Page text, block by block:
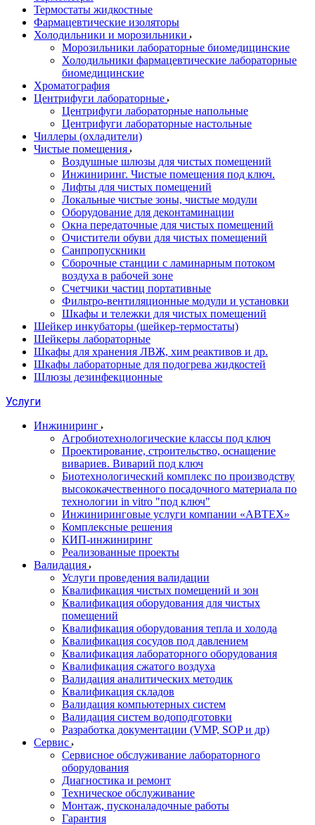
Термостаты жидкостные
Фармацевтические изоляторы
Холодильники и морозильники
Морозильники лабораторные биомедицинские
Холодильники фармацевтические лабораторные
биомедицинские
Хроматография
Центрифуги лабораторные
Центрифуги лабораторные напольные
Центрифуги лабораторные настольные
Чиллеры (охладители)
Чистые помещения
Воздушные шлюзы для чистых помещений
Инжиниринг. Чистые помещения под ключ.
Лифты для чистых помещений
Локальные чистые зоны, чистые модули
Оборудование для деконтаминации
Окна передаточные для чистых помещений
Очистители обуви для чистых помещений
Санпропускники
Сборочные станции с ламинарным потоком
воздуха в рабочей зоне
Счетчики частиц портативные
Фильтро-вентиляционные модули и установки
Шкафы и тележки для чистых помещений
Шейкер инкубаторы (шейкер-термостаты)
Шейкеры лабораторные
Шкафы для хранения ЛВЖ, хим реактивов и др.
Шкафы лабораторные для подогрева жидкостей
Шлюзы дезинфекционные
Услуги
Инжиниринг
Агробиотехнологические классы под ключ
Проектирование, строительство, оснащение
вивариев. Виварий под ключ
Биотехнологический комплекс по производству
высококачественного посадочного материала по
технологии in vitro "под ключ"
Инжиниринговые услуги компании «АВТЕХ»
Комплексные решения
КИП-инжиниринг
Реализованные проекты
Валидация
Услуги проведения валидации
Квалификация чистых помещений и зон
Квалификация оборудования для чистых
помещений
Квалификация оборудования тепла и холода
Квалификация сосудов под давлением
Квалификация лабораторного оборудования
Квалификация сжатого воздуха
Валидация аналитических методик
Квалификация складов
Валидация компьютерных систем
Валидация систем водоподготовки
Разработка документации (VMP, SOP и др)
Cервис
Сервисное обслуживание лабораторного
оборудования
Диагностика и ремонт
Техническое обслуживание
Монтаж, пусконаладочные работы
Гарантия